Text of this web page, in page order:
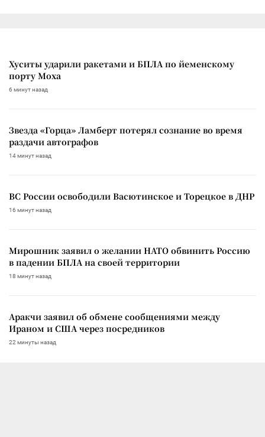
Хуситы ударили ракетами и БПЛА по йеменскому
порту Моха
6 минут назад
Звезда «Горца» Ламберт потерял сознание во время
раздачи автографов
14 минут назад
ВС России освободили Васютинское и Торецкое в ДНР
16 минут назад
Мирошник заявил о желании НАТО обвинить Россию
в падении БПЛА на своей территории
18 минут назад
Аракчи заявил об обмене сообщениями между
Ираном и США через посредников
22 минуты назад